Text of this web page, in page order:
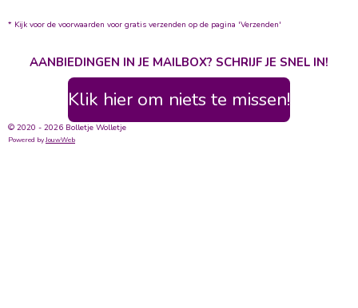
* Kijk voor de voorwaarden voor gratis verzenden op de pagina 'Verzenden'
AANBIEDINGEN IN JE MAILBOX? SCHRIJF JE SNEL IN!
Klik hier om niets te missen!
© 2020 - 2026 Bolletje Wolletje
Powered byJouwWeb